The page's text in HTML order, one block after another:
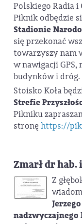
Polskiego Radia
Piknik odbędzie
Stadionie
się przekonać
towarzyszy nam
w nawigacji
budynków i dróg.
Stoisko Koła
Strefie
Pikniku
stronę https://
Zmarł dr hab.
Z